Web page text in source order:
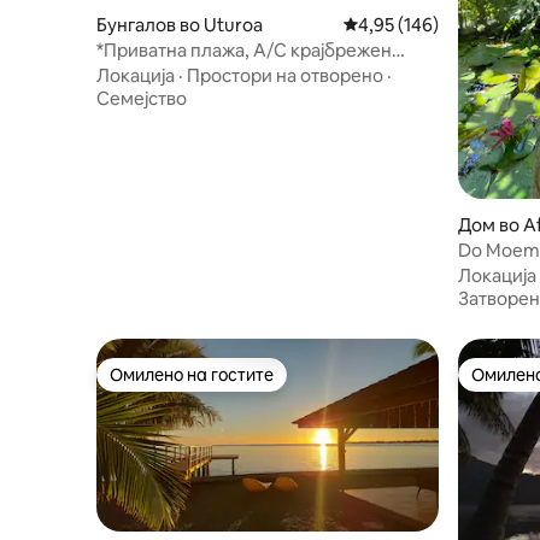
Бунгалов во Uturoa Просечна оцена: 4,95
4,95 (146)
*Приватна плажа, A/C крајбрежен
бунгалов Мири
Локација · Простори на отворено ·
Семејство
Дом во
Do
Локација
Омилено на гостите
Омилено на гостите